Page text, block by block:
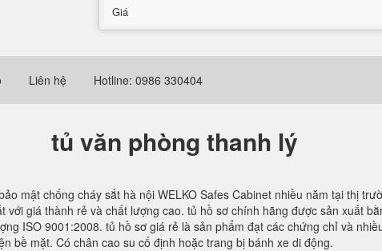
Giá
Liên hệ Hotline: 0986 330404
tủ văn phòng thanh lý
mật chống cháy sắt hà nội WELKO Safes Cabinet nhiều năm tại thị
giá thành rẻ và chất lượng cao. tủ hồ sơ chính hãng được sản xuất
ISO 9001:2008. tủ hồ sơ giá rẻ là sản phẩm đạt các chứng chỉ và
bề mặt. Có chân cao su cố định hoặc trang bị bánh xe di động.